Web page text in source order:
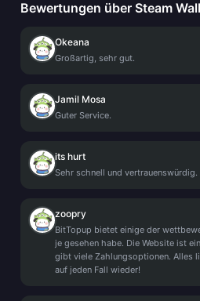
Bewertungen über Steam
Okeana
Großartig, sehr gut.
Jamil Mosa
Guter Service.
its hurt
Sehr schnell und vertrauenswürdig.
zoopry
BitTopup bietet einige der
je gesehen habe. Die Website ist
gibt viele Zahlungsoptionen. Alles
auf jeden Fall wieder!